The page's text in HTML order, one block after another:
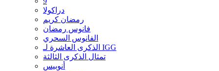
دراكولا
رمضان كريم
فانوس رمضان
الفانوس السحري
الذكرى العاشرة لـ IGG
تمثال الذكرى الثالثة
أنوبيس